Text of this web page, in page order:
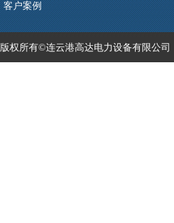
客户案例
版权所有©连云港高达电力设备有限公司 |